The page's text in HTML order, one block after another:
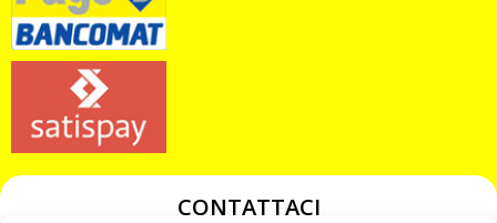
CONTATTACI